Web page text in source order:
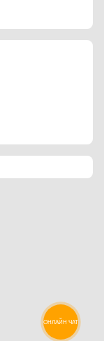
ОНЛАЙН ЧАТ